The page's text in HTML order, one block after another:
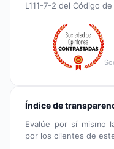
L111-7-2 del Código
Índice de
Evalúe por sí mismo
por los clientes de